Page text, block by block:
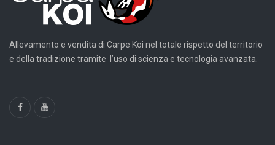
Allevamento e vendita di Carpe Koi nel totale rispetto del territorio
e della tradizione tramite l’uso di scienza e tecnologia avanzata.